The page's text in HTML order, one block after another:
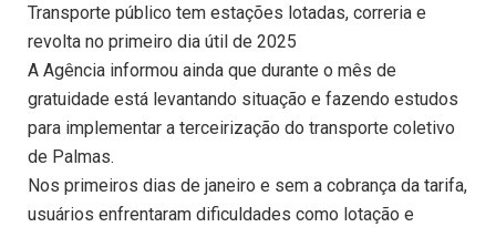
Transporte público tem estações lotadas, correria e
revolta no primeiro dia útil de 2025
A Agência informou ainda que durante o mês de
gratuidade está levantando situação e fazendo estudos
para implementar a terceirização do transporte coletivo
de Palmas.
Nos primeiros dias de janeiro e sem a cobrança da tarifa,
usuários enfrentaram dificuldades como lotação e